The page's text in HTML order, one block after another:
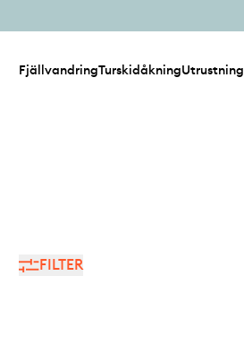
FjällvandringTurskidåkningUtrustning
FILTER